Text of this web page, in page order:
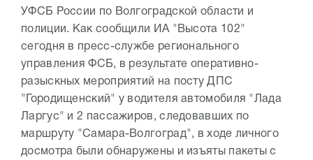
УФСБ России по Волгоградской области и
полиции. Как сообщили ИА "Высота 102"
сегодня в пресс-службе регионального
управления ФСБ, в результате оперативно-
разыскных мероприятий на посту ДПС
"Городищенский" у водителя автомобиля "Лада
Ларгус" и 2 пассажиров, следовавших по
маршруту "Самара-Волгоград", в ходе личного
досмотра были обнаружены и изъяты пакеты с